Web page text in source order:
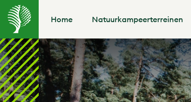
Home Natuurkampeerterreinen